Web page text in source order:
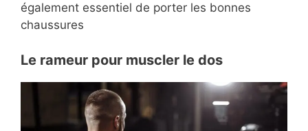
également essentiel de porter les bonnes
chaussures
Le rameur pour muscler le dos